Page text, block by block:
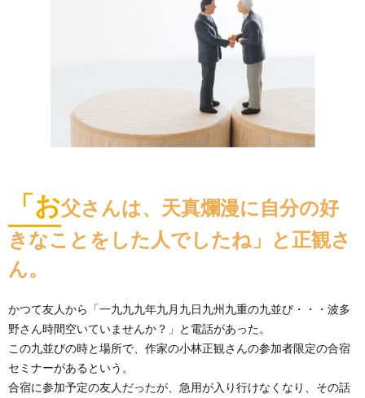
「お父さんは、天真爛漫に自分の好
きなことをした人でしたね」と正観さ
ん。
かつて友人から「一九九九年九月九日九州九重の九並び・・・波多
野さん時間空いていませんか？」と電話があった。
この九並びの時と場所で、作家の小林正観さんの参加者限定の合宿
セミナーがあるという。
合宿に参加予定の友人だったが、急用が入り行けなくなり、その話